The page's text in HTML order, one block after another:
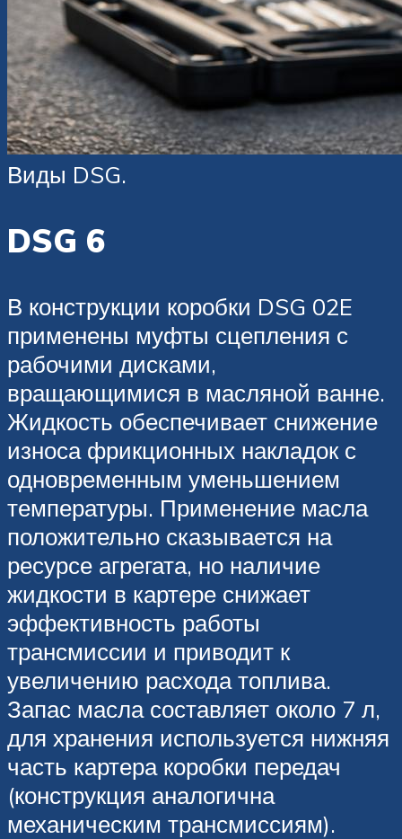
Виды DSG.
DSG 6
В конструкции коробки DSG 02E
применены муфты сцепления с
рабочими дисками,
вращающимися в масляной ванне.
Жидкость обеспечивает снижение
износа фрикционных накладок с
одновременным уменьшением
температуры. Применение масла
положительно сказывается на
ресурсе агрегата, но наличие
жидкости в картере снижает
эффективность работы
трансмиссии и приводит к
увеличению расхода топлива.
Запас масла составляет около 7 л,
для хранения используется нижняя
часть картера коробки передач
(конструкция аналогична
механическим трансмиссиям).